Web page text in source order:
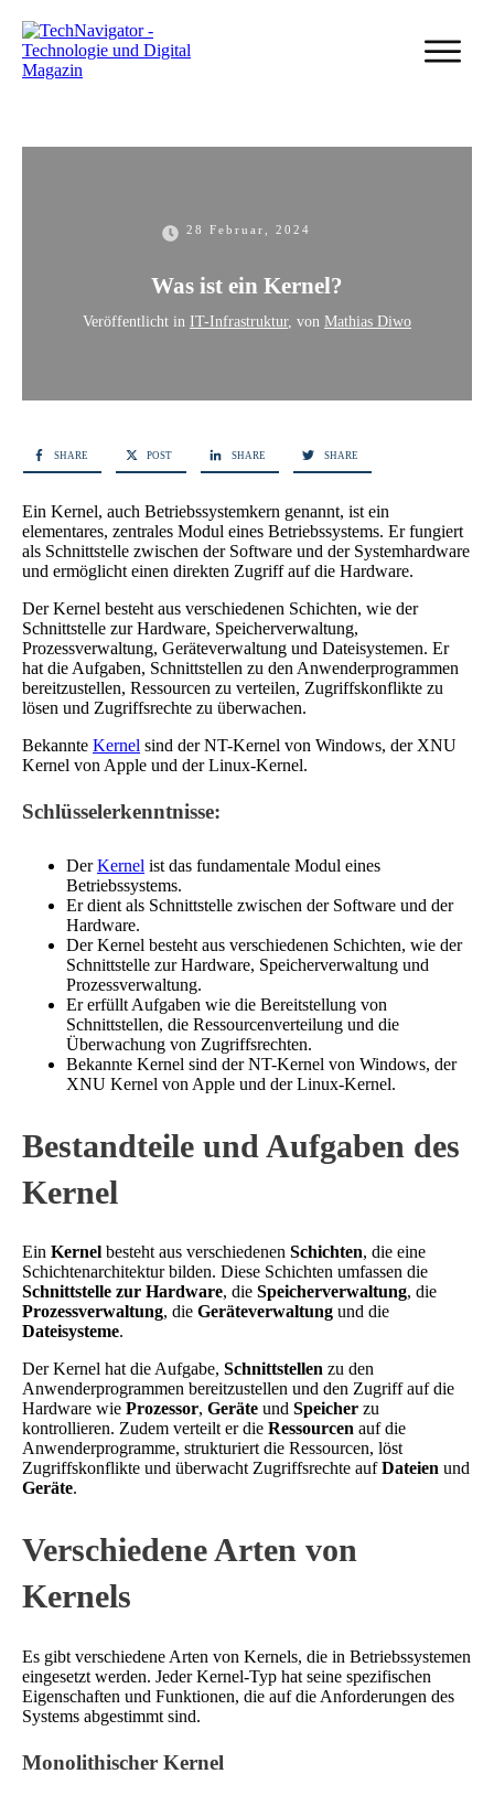
28 Februar, 2024
Was ist ein Kernel?
Veröffentlicht in IT-Infrastruktur, von Mathias Diwo
SHARE POST SHARE SHARE
Ein Kernel, auch Betriebssystemkern genannt, ist ein
elementares, zentrales Modul eines Betriebssystems. Er fungiert
als Schnittstelle zwischen der Software und der Systemhardware
und ermöglicht einen direkten Zugriff auf die Hardware.
Der Kernel besteht aus verschiedenen Schichten, wie der
Schnittstelle zur Hardware, Speicherverwaltung,
Prozessverwaltung, Geräteverwaltung und Dateisystemen. Er
hat die Aufgaben, Schnittstellen zu den Anwenderprogrammen
bereitzustellen, Ressourcen zu verteilen, Zugriffskonflikte zu
lösen und Zugriffsrechte zu überwachen.
Bekannte Kernel sind der NT-Kernel von Windows, der XNU
Kernel von Apple und der Linux-Kernel.
Schlüsselerkenntnisse:
DerKernel ist das fundamentale Modul eines
Betriebssystems.
Er dient als Schnittstelle zwischen der Software und der
Hardware.
Der Kernel besteht aus verschiedenen Schichten, wie der
Schnittstelle zur Hardware, Speicherverwaltung und
Prozessverwaltung.
Er erfüllt Aufgaben wie die Bereitstellung von
Schnittstellen, die Ressourcenverteilung und die
Überwachung von Zugriffsrechten.
Bekannte Kernel sind der NT-Kernel von Windows, der
XNU Kernel von Apple und der Linux-Kernel.
Bestandteile und Aufgaben des
Kernel
Ein Kernel besteht aus verschiedenen Schichten, die eine
Schichtenarchitektur bilden. Diese Schichten umfassen die
Schnittstelle zur Hardware, die Speicherverwaltung, die
Prozessverwaltung, die Geräteverwaltung und die
Dateisysteme.
Der Kernel hat die Aufgabe, Schnittstellen zu den
Anwenderprogrammen bereitzustellen und den Zugriff auf die
Hardware wie Prozessor, Geräte und Speicher zu
kontrollieren. Zudem verteilt er die Ressourcen auf die
Anwenderprogramme, strukturiert die Ressourcen, löst
Zugriffskonflikte und überwacht Zugriffsrechte aufDateien und
Geräte.
Verschiedene Arten von
Kernels
Es gibt verschiedene Arten von Kernels, die in Betriebssystemen
eingesetzt werden. Jeder Kernel-Typ hat seine spezifischen
Eigenschaften und Funktionen, die auf die Anforderungen des
Systems abgestimmt sind.
Monolithischer Kernel